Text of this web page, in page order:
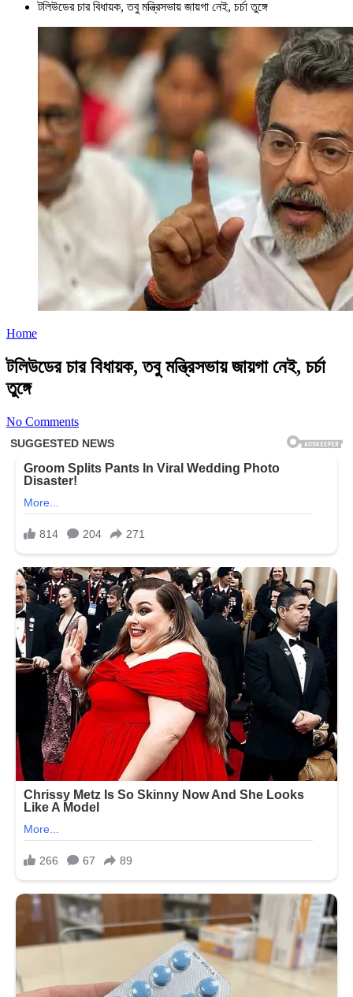
টলিউডের চার বিধায়ক, তবু মন্ত্রিসভায় জায়গা নেই, চর্চা তুঙ্গে
Home
টলিউডের চার বিধায়ক, তবু মন্ত্রিসভায় জায়গা নেই, চর্চা
তুঙ্গে
No Comments